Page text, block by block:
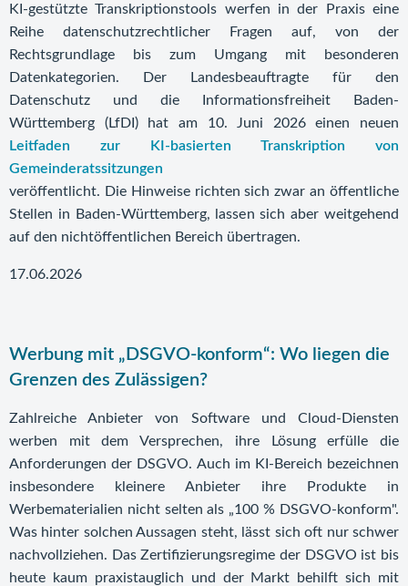
KI-gestützte Transkriptionstools werfen in der Praxis eine
Reihe datenschutzrechtlicher Fragen auf, von der
Rechtsgrundlage bis zum Umgang mit besonderen
Datenkategorien. Der Landesbeauftragte für den
Datenschutz und die Informationsfreiheit Baden-
Württemberg (LfDI) hat am 10. Juni 2026 einen neuen
Leitfaden zur KI-basierten Transkription von
Gemeinderatssitzungen
veröffentlicht. Die Hinweise richten sich zwar an öffentliche
Stellen in Baden-Württemberg, lassen sich aber weitgehend
auf den nichtöffentlichen Bereich übertragen.
17.06.2026
Werbung mit „DSGVO-konform“: Wo liegen die
Grenzen des Zulässigen?
Zahlreiche Anbieter von Software und Cloud-Diensten
werben mit dem Versprechen, ihre Lösung erfülle die
Anforderungen der DSGVO. Auch im KI-Bereich bezeichnen
insbesondere kleinere Anbieter ihre Produkte in
Werbematerialien nicht selten als „100 % DSGVO-konform".
Was hinter solchen Aussagen steht, lässt sich oft nur schwer
nachvollziehen. Das Zertifizierungsregime der DSGVO ist bis
heute kaum praxistauglich und der Markt behilft sich mit